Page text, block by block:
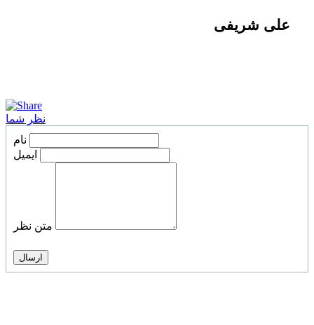
علی شریفی
نظر شما
نام
ایمیل
متن نظر